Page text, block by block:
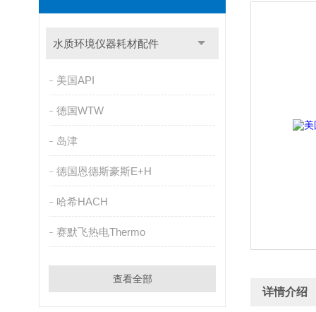
水质环境仪器耗材配件
美国API
德国WTW
岛津
德国恩德斯豪斯E+H
哈希HACH
赛默飞热电Thermo
查看全部
详情介绍